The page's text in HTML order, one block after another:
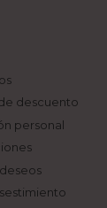
descuento
personal